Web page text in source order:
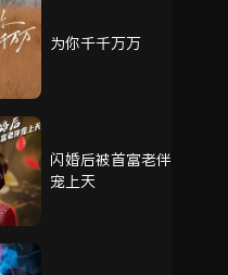
72
75
78
为你千千万万
闪婚后被首富老伴
宠上天